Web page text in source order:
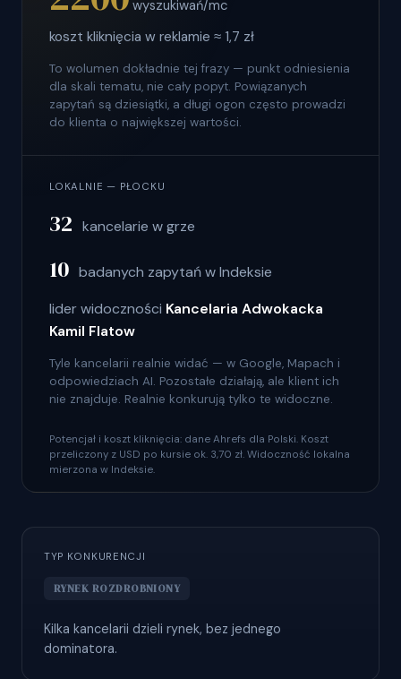
wyszukiwań/mc
koszt kliknięcia w reklamie ≈ 1,7 zł
To wolumen dokładnie tej frazy — punkt odniesienia
dla skali tematu, nie cały popyt. Powiązanych
zapytań są dziesiątki, a długi ogon często prowadzi
do klienta o największej wartości.
LOKALNIE — PŁOCKU
32 kancelarie w grze
10 badanych zapytań w Indeksie
lider widoczności Kancelaria Adwokacka
Kamil Flatow
Tyle kancelarii realnie widać — w Google, Mapach i
odpowiedziach AI. Pozostałe działają, ale klient ich
nie znajduje. Realnie konkurują tylko te widoczne.
Potencjał i koszt kliknięcia: dane Ahrefs dla Polski. Koszt
przeliczony z USD po kursie ok. 3,70 zł. Widoczność lokalna
mierzona w Indeksie.
TYP KONKURENCJI
RYNEK ROZDROBNIONY
Kilka kancelarii dzieli rynek, bez jednego
dominatora.